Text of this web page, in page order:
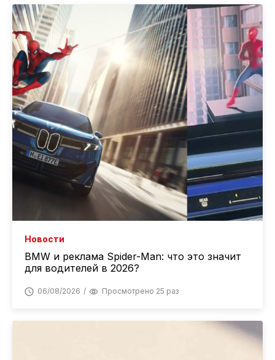
Новости
BMW и реклама Spider-Man: что это значит
для водителей в 2026?
06/08/2026 Просмотрено 25 раз